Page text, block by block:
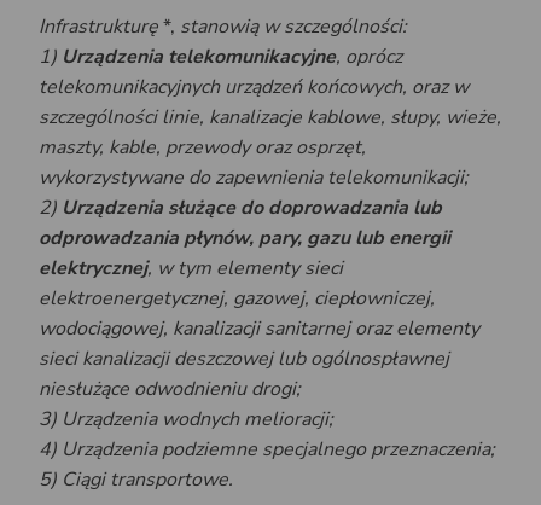
Infrastrukturę*, stanowią w szczególności:
1) Urządzenia telekomunikacyjne, oprócz
telekomunikacyjnych urządzeń końcowych, oraz w
szczególności linie, kanalizacje kablowe, słupy, wieże,
maszty, kable, przewody oraz osprzęt,
wykorzystywane do zapewnienia telekomunikacji;
2) Urządzenia służące do doprowadzania lub
odprowadzania płynów, pary, gazu lub energii
elektrycznej, w tym elementy sieci
elektroenergetycznej, gazowej, ciepłowniczej,
wodociągowej, kanalizacji sanitarnej oraz elementy
sieci kanalizacji deszczowej lub ogólnospławnej
niesłużące odwodnieniu drogi;
3) Urządzenia wodnych melioracji;
4) Urządzenia podziemne specjalnego przeznaczenia;
5) Ciągi transportowe.